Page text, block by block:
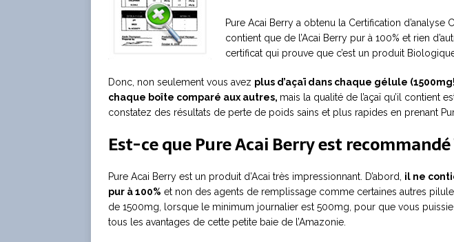
Pure Acai Berry a obtenu la Certification d’analyse
contient que de l’Acai Berry pur à 100% et rien
certificat qui prouve que c’est un produit
Donc, non seulement vous avez plus d’açaï dans chaque gélule
chaque boîte comparé aux autres, mais la qualité de l’açaï qu’il contient
constatez des résultats de perte de poids sains et plus rapides en prenant
Est-ce que Pure Acai Berry est recommandé
Pure Acai Berry est un produit d’Acai très impressionnant. D’abord, il ne
pur à 100% et non des agents de remplissage comme certaines autres
de 1500mg, lorsque le minimum journalier est 500mg, pour que vous
tous les avantages de cette petite baie de l’Amazonie.